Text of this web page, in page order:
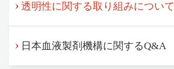
透明性に関する取り組みについて
日本血液製剤機構に関するQ&A